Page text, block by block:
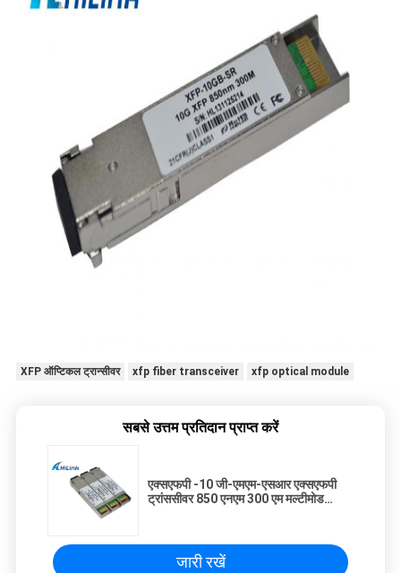
XFP ऑप्टिकल ट्रान्सीवर xfp fiber transceiver xfp optical module
सबसे उत्तम प्रतिदान प्राप्त करें
एक्सएफपी -10 जी-एमएम-एसआर एक्सएफपी
ट्रांससीवर 850 एनएम 300 एम मल्टीमोड
जारी रखें